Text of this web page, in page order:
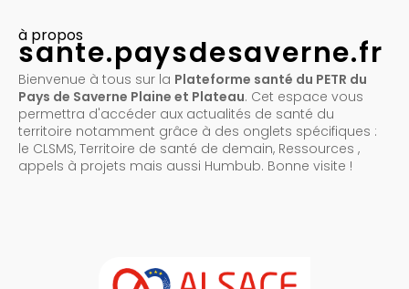
à propos
sante.paysdesaverne.fr
Bienvenue à tous sur la Plateforme santé du PETR du
Pays de Saverne Plaine et Plateau. Cet espace vous
permettra d'accéder aux actualités de santé du
territoire notamment grâce à des onglets spécifiques :
le CLSMS, Territoire de santé de demain, Ressources ,
appels à projets mais aussi Humbub. Bonne visite !